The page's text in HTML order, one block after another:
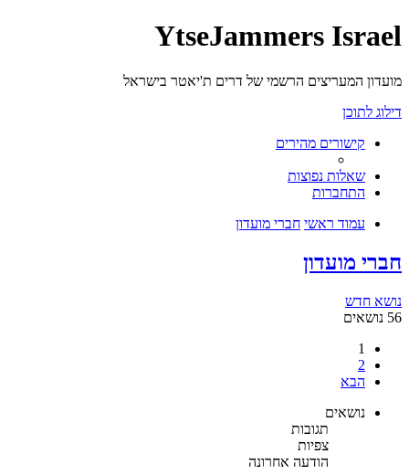
YtseJammers Israel
מועדון המעריצים הרשמי של דרים ת'יאטר בישראל
דילוג לתוכן
קישורים מהירים
שאלות נפוצות
התחברות
עמוד ראשי חברי מועדון
חברי מועדון
נושא חדש
56 נושאים
1
2
הבא
נושאים
תגובות
צפיות
הודעה אחרונה